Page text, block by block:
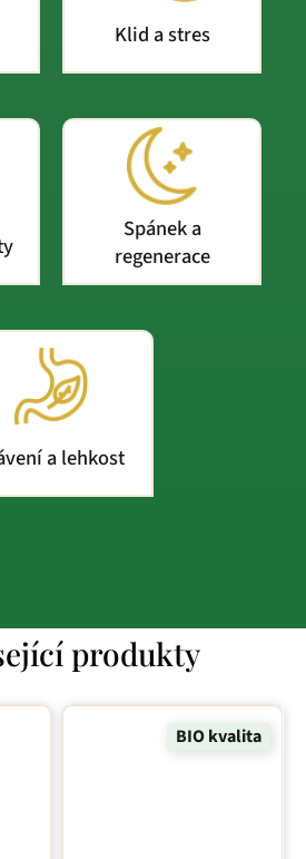
Klid a stres
Spánek a
regenerace
a lehkost
produkty
BIO kvalita